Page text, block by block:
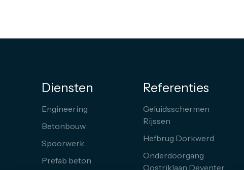
Diensten
Engineering
Betonbouw
Spoorwerk
Prefab beton
Referenties
Geluidsschermen
Rijssen
Hefbrug Dorkwerd
Onderdoorgang
Oostriklaan Deventer